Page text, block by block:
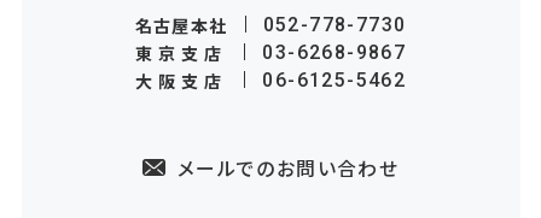
名古屋本社 052-778-7730
東京支店 03-6268-9867
大阪支店 06-6125-5462
メールでのお問い合わせ